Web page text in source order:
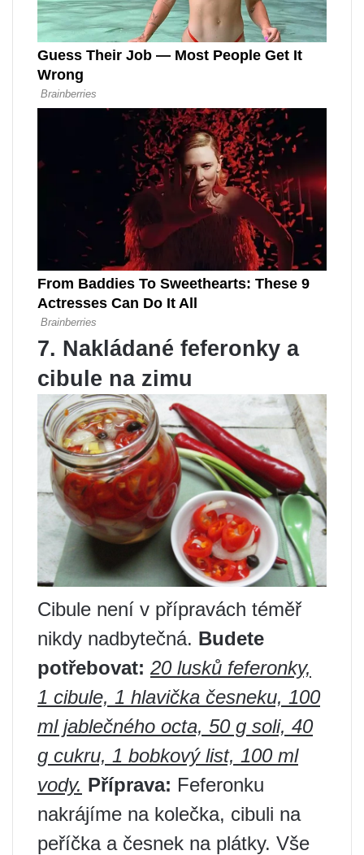
7. Nakládané feferonky a
cibule na zimu
Cibule není v přípravách téměř
nikdy nadbytečná. Budete
potřebovat: 20 lusků feferonky,
1 cibule, 1 hlavička česneku, 100
ml jablečného octa, 50 g soli, 40
g cukru, 1 bobkový list, 100 ml
vody. Příprava: Feferonku
nakrájíme na kolečka, cibuli na
peříčka a česnek na plátky. Vše